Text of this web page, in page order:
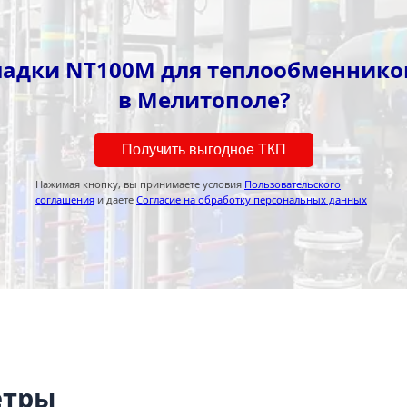
NT100M для
в Мелитополе?
Получить выгодное ТКП
Нажимая кнопку, вы принимаете условия Пользовательского
соглашения и даете Согласие на обработку персональных данных